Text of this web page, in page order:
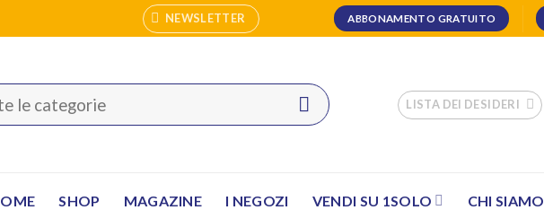
NEWSLETTER ABBONAMENTO GRATUITO
LISTA DEI DESIDERI
SHOP MAGAZINE I NEGOZI VENDI SU 1SOLO CHI SIAMO